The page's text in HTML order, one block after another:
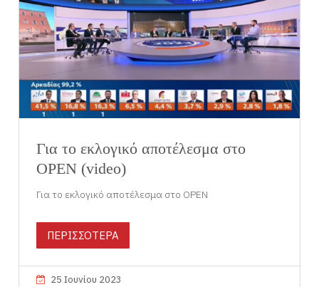
Για το εκλογικό αποτέλεσμα στο
OPEN (video)
Για το εκλογικό αποτέλεσμα στο OPEN
ΠΕΡΙΣΣΟΤΕΡΑ
25 Ιουνίου 2023